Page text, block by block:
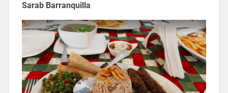
Sarab Barranquilla